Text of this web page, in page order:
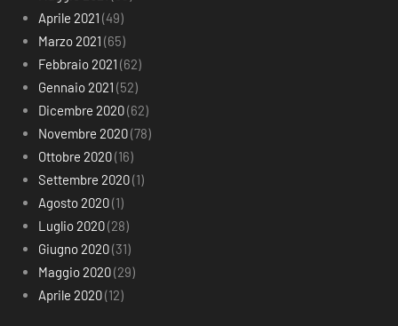
Aprile 2021 (49)
Marzo 2021 (65)
Febbraio 2021 (62)
Gennaio 2021 (52)
Dicembre 2020(62)
Novembre 2020(78)
Ottobre 2020(16)
Settembre 2020(1)
Agosto 2020(1)
Luglio 2020(28)
Giugno 2020(31)
Maggio 2020(29)
Aprile 2020(12)